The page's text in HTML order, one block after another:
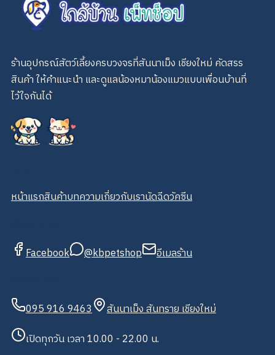
ร้านอุปกรณ์สัตว์เลี้ยงครบวงจรที่สันนาเม็ง เชียงใหม่ คัดสรร
สินค้า ให้คำแนะนำ และดูแลน้องหมาน้องแมวแบบเพื่อนบ้านที่
ไว้ใจกันได้
หน้าแรกสินค้าบทความเกี่ยวกับเรานัดฉีดวัคซีน
Facebook @kbpetshop อีเมลร้าน
095 916 9463
สันนาเม็ง สันทราย เชียงใหม่
เปิดทุกวัน เวลา 10.00 - 22.00 น.